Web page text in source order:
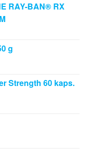
RAY-BAN® RX
g
Strength 60 kaps.